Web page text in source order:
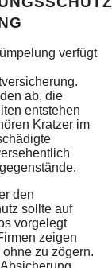
verfügt
ab, die
entstehen
Kratzer im
den
sollte auf
vorgelegt
zeigen
zu zögern.